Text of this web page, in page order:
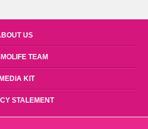
US
TEAM
KIT
STALEMENT